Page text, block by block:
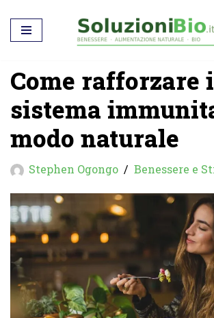
Vai
contenuto
Come rafforzare
sistema
modo naturale
Stephen Ogongo Benessere e